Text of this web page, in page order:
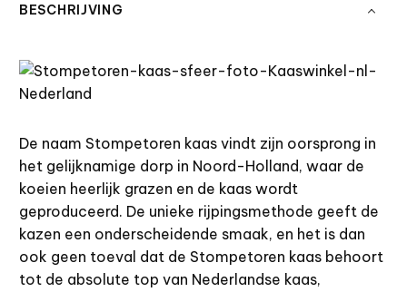
BESCHRIJVING
De naam Stompetoren kaas vindt zijn oorsprong in
het gelijknamige dorp in Noord-Holland, waar de
koeien heerlijk grazen en de kaas wordt
geproduceerd. De unieke rijpingsmethode geeft de
kazen een onderscheidende smaak, en het is dan
ook geen toeval dat de Stompetoren kaas behoort
tot de absolute top van Nederlandse kaas,